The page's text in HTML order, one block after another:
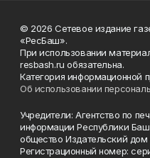
© 2026 Сетевое издание
«РесБаш».
При использовании
resbash.ru обязательна.
Категория информационной
Об использовании
Учредители: Агентство по
информации Республики
общество Издательский
Регистрационный номер: